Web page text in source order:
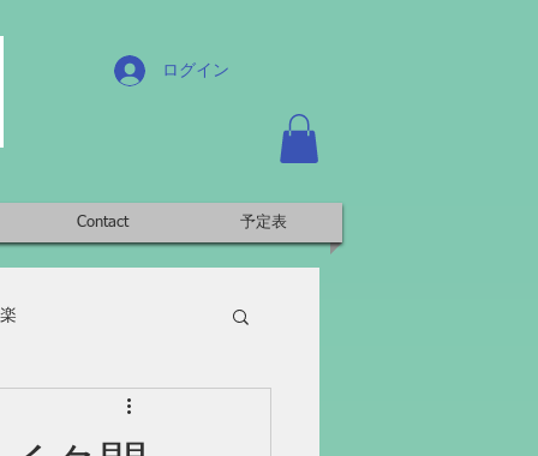
ログイン
Contact 予定表